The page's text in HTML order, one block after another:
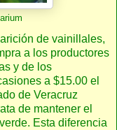
de vainillales,
a los productores
y de los
a $15.00 el
de Veracruz
de mantener el
Esta diferencia